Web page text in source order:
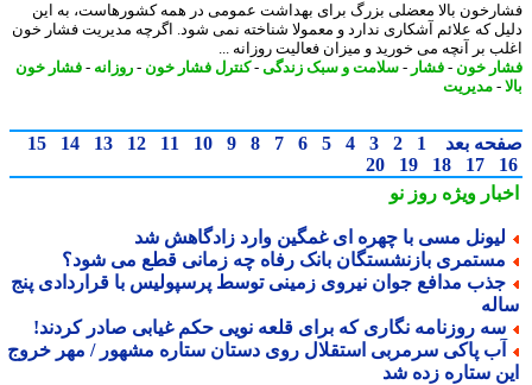
بالا معضلی بزرگ برای بهداشت عمومی در همه کشورهاست، به این
که علائم آشکاری ندارد و معمولا شناخته نمی شود. اگرچه مدیریت فشار خون
بر آنچه می خورید و میزان فعالیت روزانه ...
خون-فشار-سلامت و سبک زندگی-کنترل فشار خون-روزانه-
فشار خون
مدیریت
بعد 1
2
3
4
5
6
7
8
9
10
11
12
13
14
15
17
18
19
20
ویژهروز نو
مسی با چهره ای غمگین وارد زادگاهش شد
بازنشستگان بانک رفاه چه زمانی قطع می شود؟
مدافع جوان نیروی زمینی توسط پرسپولیس با قراردادی پنج
روزنامه نگاری که برای قلعه نویی حکم غیابی صادر کردند!
پاکی سرمربی استقلال روی دستان ستاره مشهور / مهر خروج
ستاره زده شد